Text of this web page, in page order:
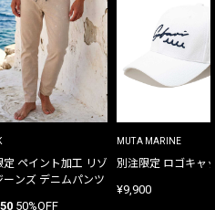
定 ペイント加工 リゾ
ーンズ デニムパンツ
50%OFF
MUTA MARINE
別注限定 ロゴキャ
¥9,900